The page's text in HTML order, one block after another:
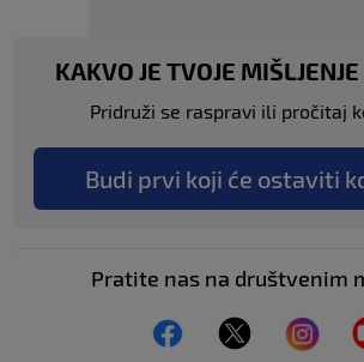
KAKVO JE TVOJE
Pridruži se raspravi ili pročitaj
Budi prvi koji će ostaviti
Pratite nas na društvenim